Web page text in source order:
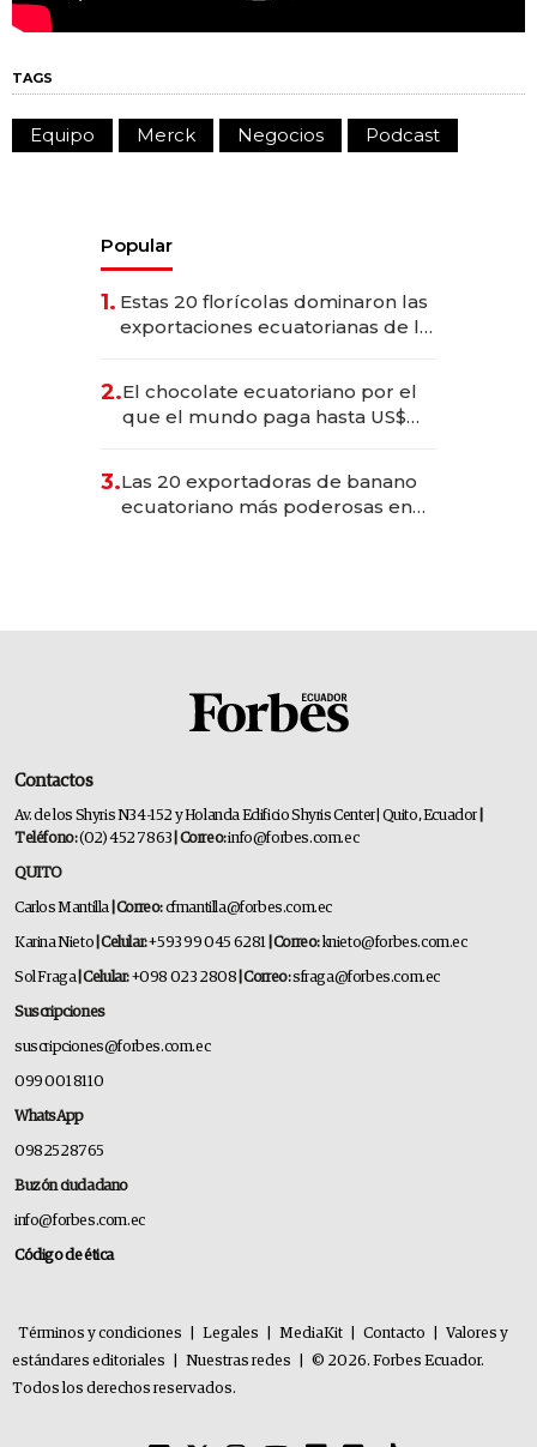
TAGS
Equipo Merck Negocios Podcast
Popular
1. Estas 20 florícolas dominaron las
exportaciones ecuatorianas de la
2.El chocolate ecuatoriano por el
que el mundo paga hasta US$
3.Las 20 exportadoras de banano
ecuatoriano más poderosas en
Contactos
Av. de los Shyris N34-152 y Holanda Edificio Shyris Center | Quito, Ecuador
Teléfono:(02) 452 7863 | Correo:info@forbes.com.ec
QUITO
Carlos Mantilla | Correo:cfmantilla@forbes.com.ec
Karina Nieto | Celular:+593 99 045 6281 | Correo:knieto@forbes.com.ec
Sol Fraga| Celular:+098 023 2808 | Correo:sfraga@forbes.com.ec
Suscripciones
suscripciones@forbes.com.ec
099 001 8110
WhatsApp
0982528765
Buzón ciudadano
info@forbes.com.ec
Código de ética
Términos y condiciones Legales MediaKit Contacto
Valores y
estándares editoriales
Nuestras redes
© 2026. Forbes Ecuador.
Todos los derechos reservados.